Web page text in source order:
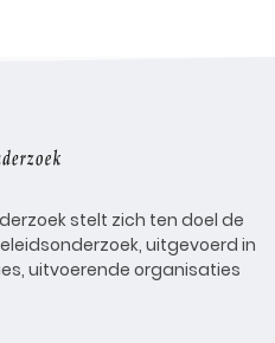
stelt zich ten doel de
uitgevoerd in
uitvoerende organisaties